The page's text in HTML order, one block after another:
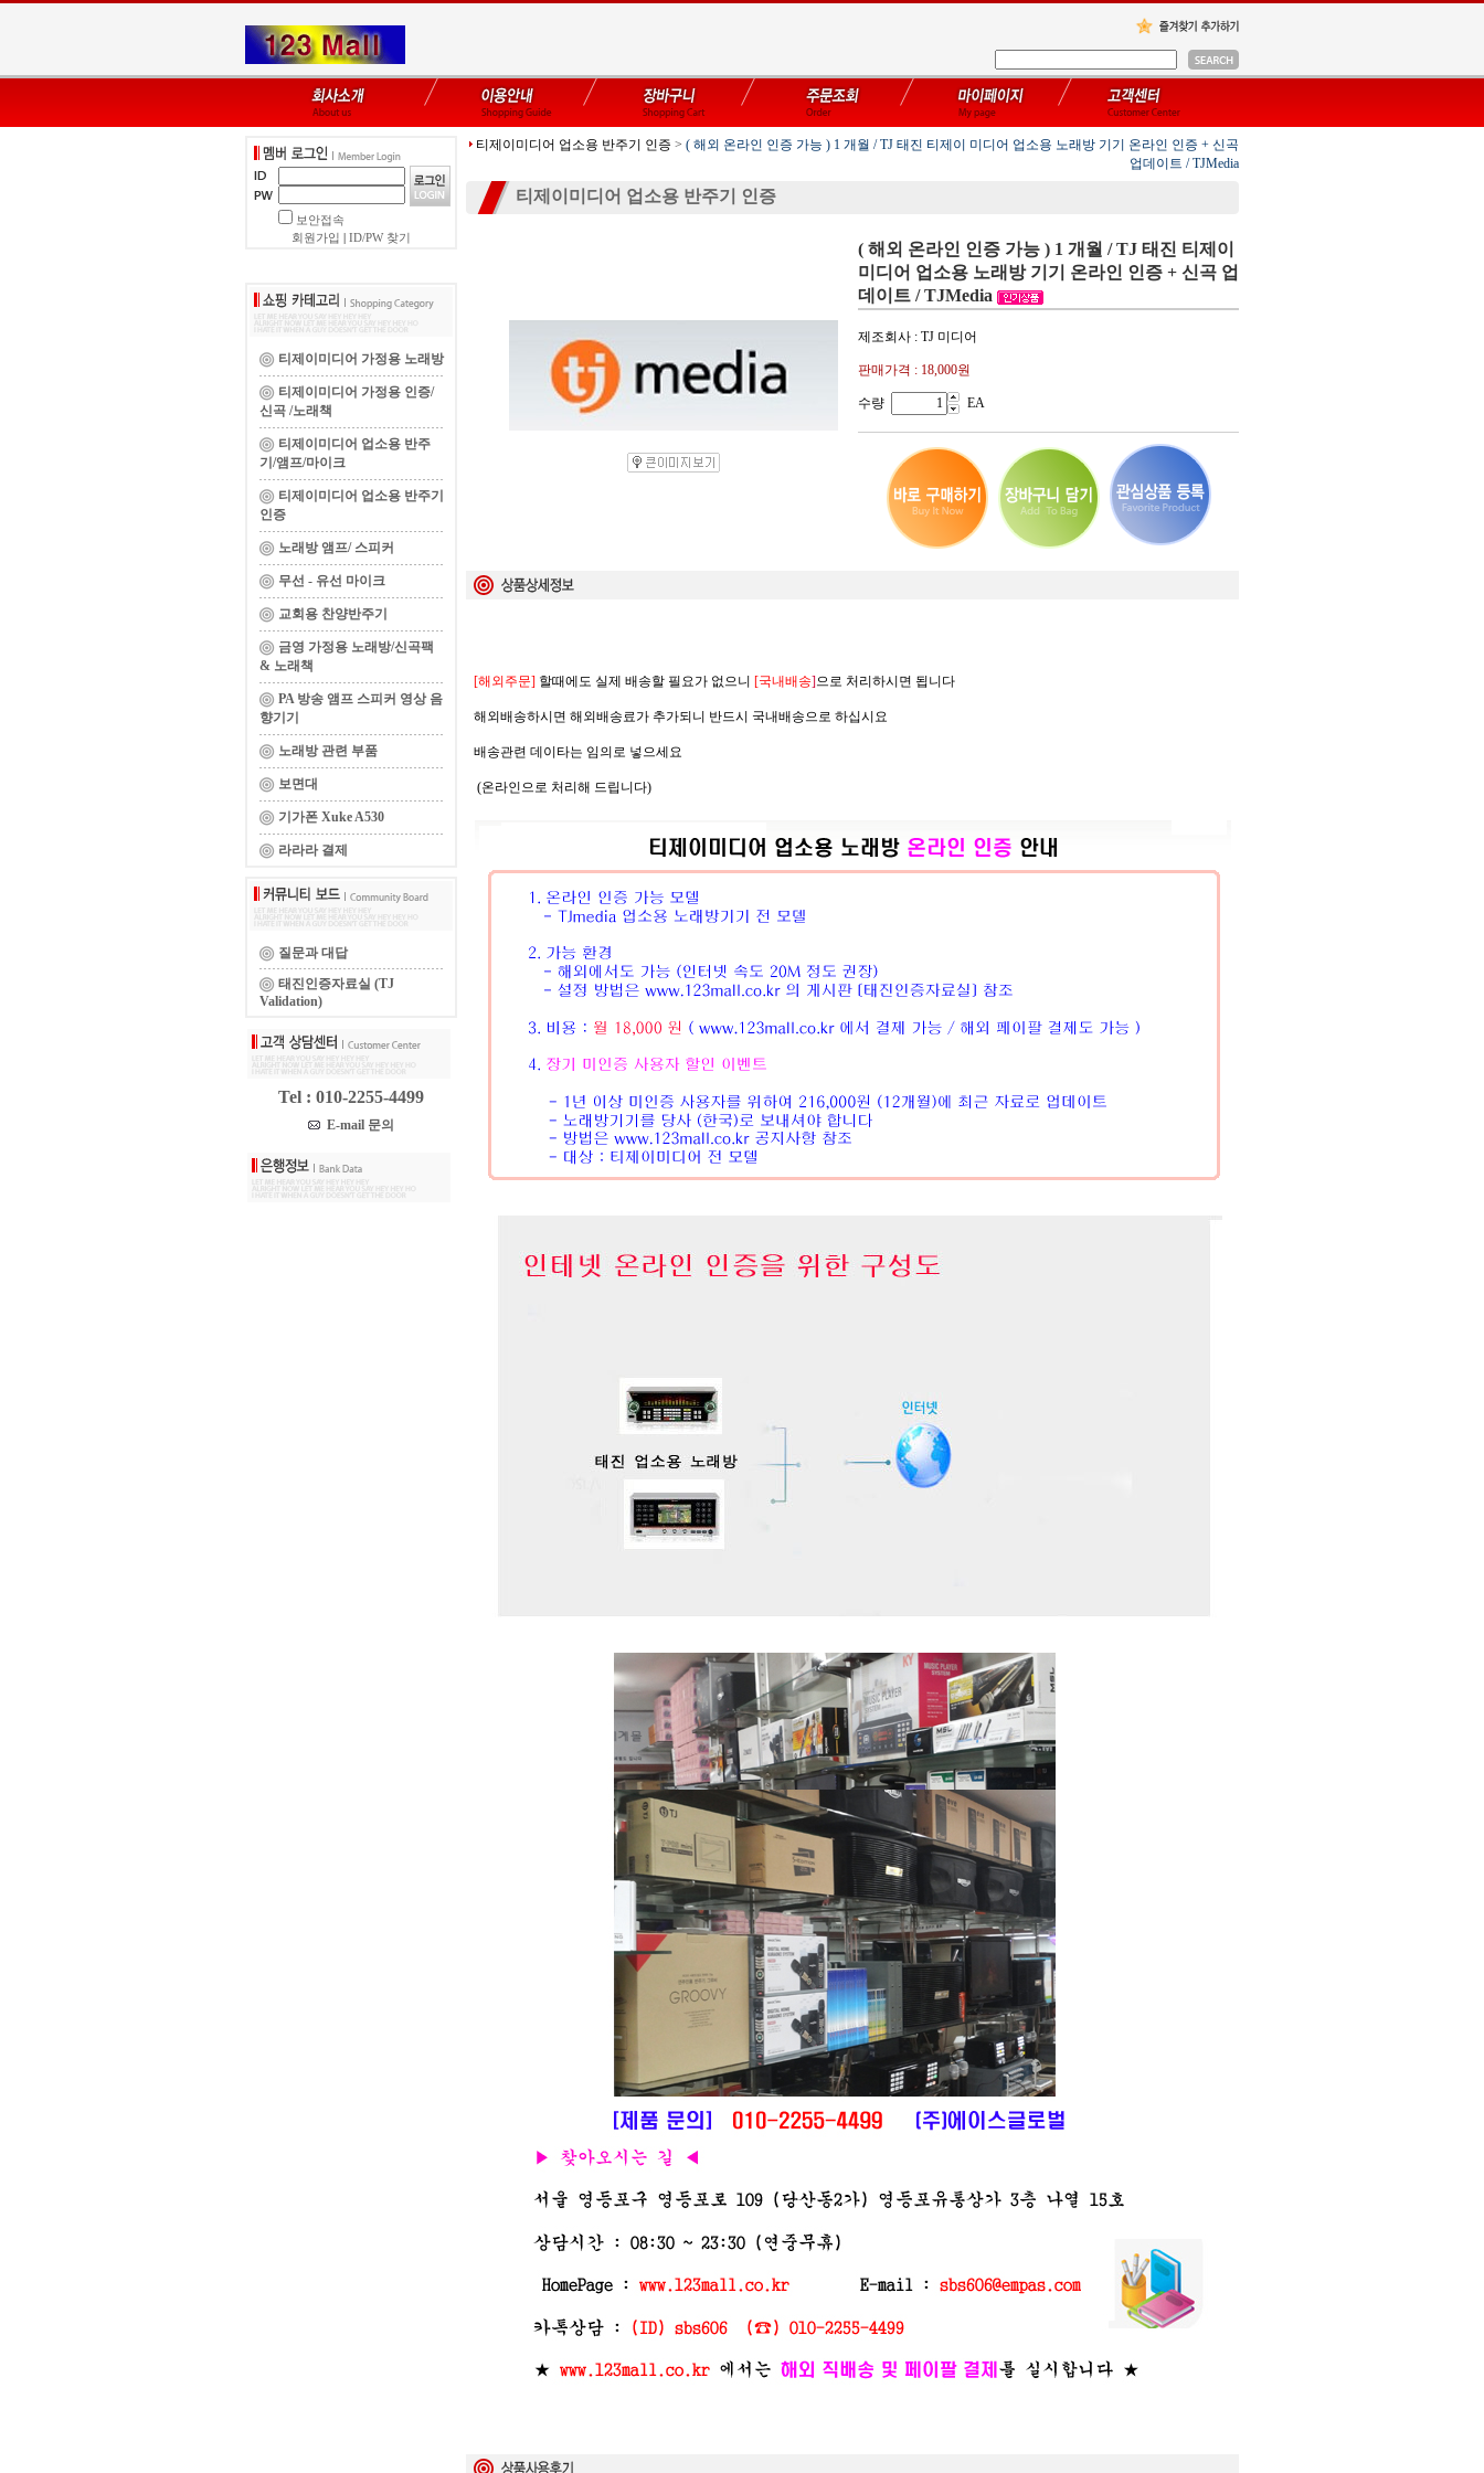
보안접속
회원가입
ID/PW 찾기
티제이미디어 가정용 노래방
티제이미디어 가정용 인증/
신곡 /노래책
티제이미디어 업소용 반주
기/앰프/마이크
티제이미디어 업소용 반주기
인증
노래방 앰프/ 스피커
무선 - 유선 마이크
교회용 찬양반주기
금영 가정용 노래방/신곡팩
& 노래책
PA 방송 앰프 스피커 영상 음
향기기
노래방 관련 부품
보면대
기가폰 Xuke A530
라라라 결제
질문과 대답
태진인증자료실 (TJ
Validation)
Tel : 010-2255-4499
E-mail 문의
티제이미디어 업소용 반주기 인증 > ( 해외 온라인 인증 가능 ) 1 개월 / TJ 태진 티제이 미디어 업소용 노래방 기기 온라인 인증 + 신곡
업데이트 / TJMedia
티제이미디어 업소용 반주기 인증
( 해외 온라인 인증 가능 ) 1 개월 / TJ 태진 티제이
미디어 업소용 노래방 기기 온라인 인증 + 신곡 업
데이트 / TJMedia
제조회사 : TJ 미디어
판매가격 : 18,000원
수량 EA
[해외주문] 할때에도 실제 배송할 필요가 없으니 [국내배송]으로 처리하시면 됩니다
해외배송하시면 해외배송료가 추가되니 반드시 국내배송으로 하십시요
배송관련 데이타는 임의로 넣으세요
(온라인으로 처리해 드립니다)